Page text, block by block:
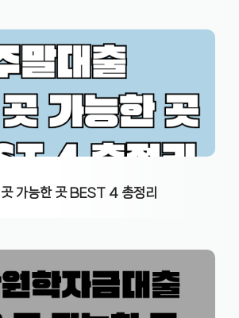
가능한 곳 BEST 4 총정리